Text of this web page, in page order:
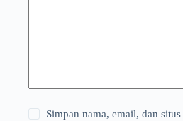
Simpan nama, email, dan